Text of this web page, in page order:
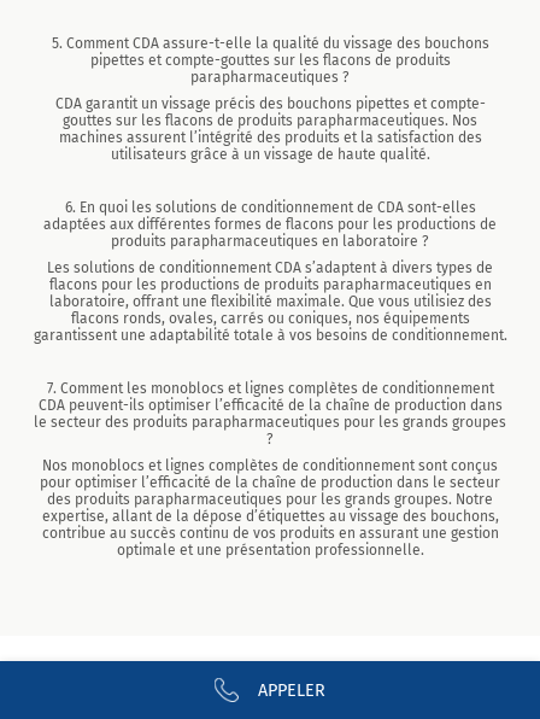
APPELER
5. Comment CDA assure-t-elle la qualité du vissage des bouchons
pipettes et compte-gouttes sur les flacons de produits
parapharmaceutiques ?
CDA garantit un vissage précis des bouchons pipettes et compte-
gouttes sur les flacons de produits parapharmaceutiques. Nos
machines assurent l’intégrité des produits et la satisfaction des
utilisateurs grâce à un vissage de haute qualité.
6. En quoi les solutions de conditionnement de CDA sont-elles
adaptées aux différentes formes de flacons pour les productions de
produits parapharmaceutiques en laboratoire ?
Les solutions de conditionnement CDA s’adaptent à divers types de
flacons pour les productions de produits parapharmaceutiques en
laboratoire, offrant une flexibilité maximale. Que vous utilisiez des
flacons ronds, ovales, carrés ou coniques, nos équipements
garantissent une adaptabilité totale à vos besoins de conditionnement.
7. Comment les monoblocs et lignes complètes de conditionnement
CDA peuvent-ils optimiser l’efficacité de la chaîne de production dans
le secteur des produits parapharmaceutiques pour les grands groupes
?
Nos monoblocs et lignes complètes de conditionnement sont conçus
pour optimiser l’efficacité de la chaîne de production dans le secteur
des produits parapharmaceutiques pour les grands groupes. Notre
expertise, allant de la dépose d’étiquettes au vissage des bouchons,
contribue au succès continu de vos produits en assurant une gestion
optimale et une présentation professionnelle.